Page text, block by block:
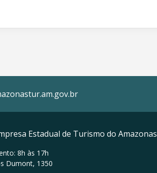
Estadual de Turismo do Amazonas
8h às 17h
Dumont, 1350